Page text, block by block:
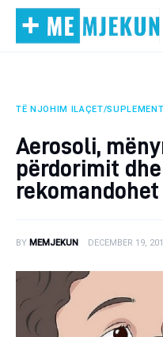
Home
Alergjite
Dermatologji
Embriologji
Endokrinologji
TË NJOHIM ILAÇET/
Aerosoli,
përdorimit
rekomandohet
BY MEMJEKUN DECEMBER 19,